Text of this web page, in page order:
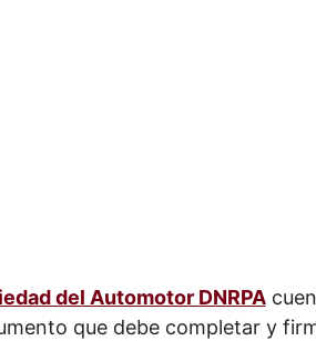
del Automotor DNRPA
que debe completar y